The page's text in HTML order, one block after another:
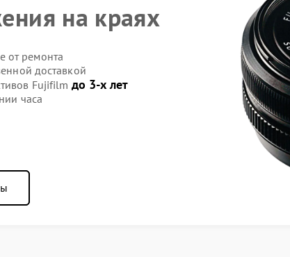
на краях
от ремонта
доставкой
Fujifilm до 3-х лет
часа